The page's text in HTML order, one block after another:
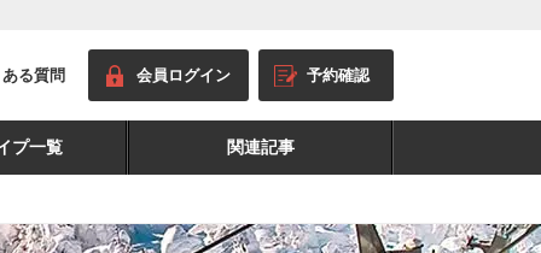
る質問 会員ログイン 予約確認
プ一覧 関連記事